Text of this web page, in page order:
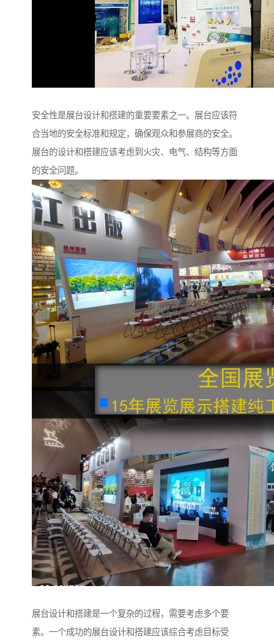
安全性是展台设计和搭建的重要要素之一。展台应该符
合当地的安全标准和规定，确保观众和参展商的安全。
展台的设计和搭建应该考虑到火灾、电气、结构等方面
的安全问题。
展台设计和搭建是一个复杂的过程，需要考虑多个要
素。一个成功的展台设计和搭建应该综合考虑目标受